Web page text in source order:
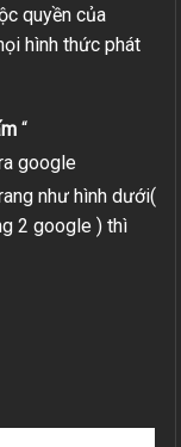
quyền của
hình thức phát
“
google
như hình dưới(
2 google ) thì